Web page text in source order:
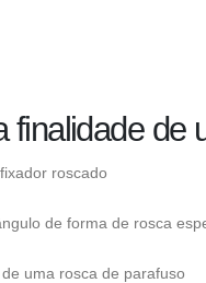
finalidade
roscado
de forma de rosca
uma rosca de parafuso